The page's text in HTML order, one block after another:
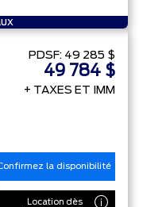
PDSF: 49 285 $
49 784 $
+ TAXES ET IMM
la disponibilité
Location dès